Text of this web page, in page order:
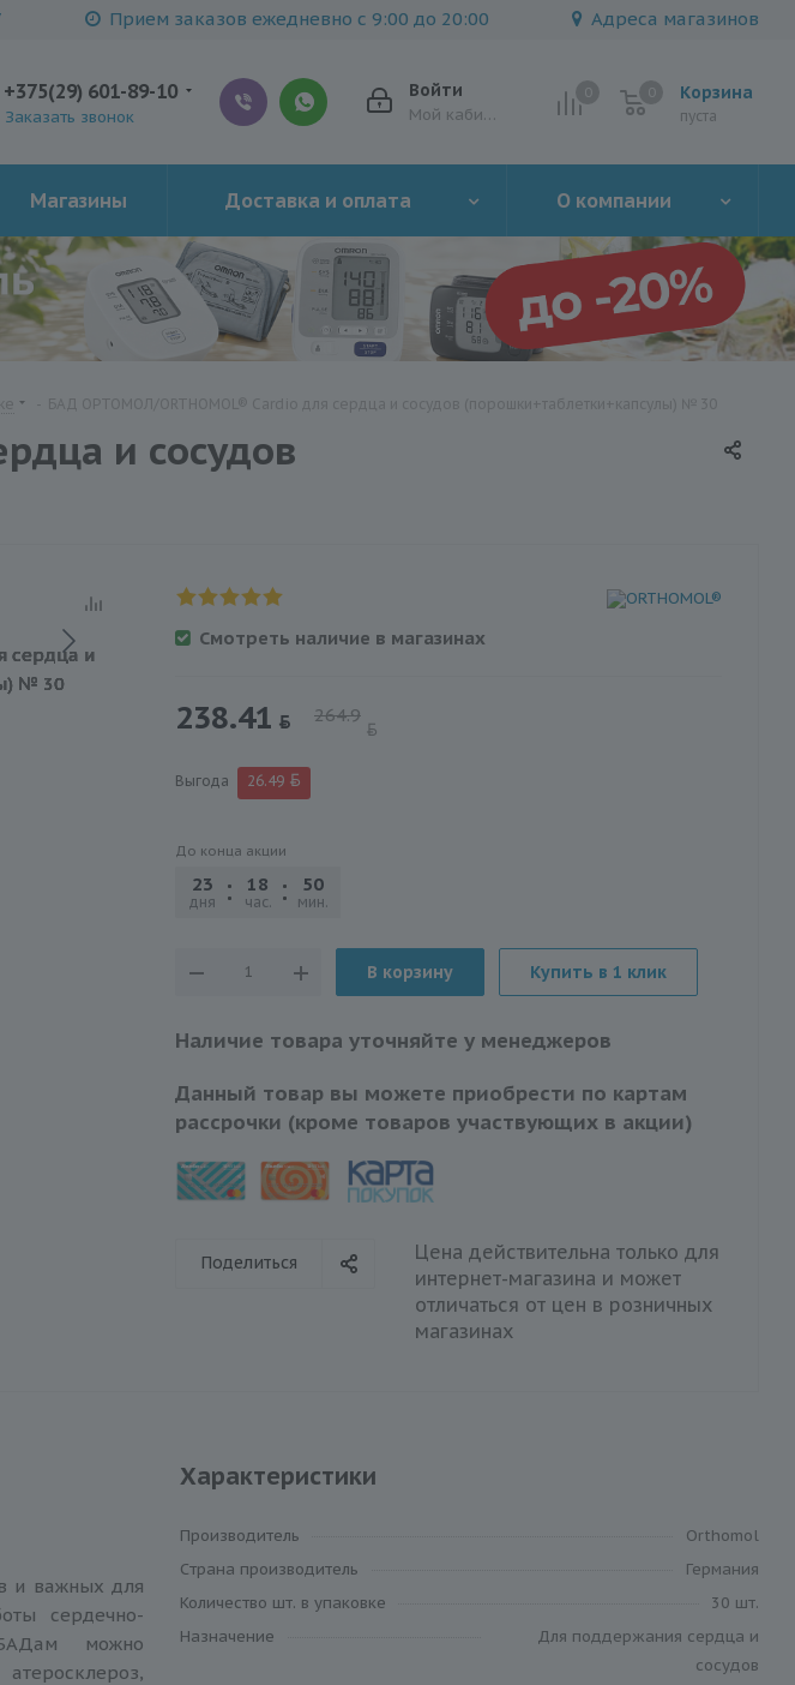
Прием заказов ежедневно с 9:00 до 20:00 Адреса магазинов
Корзина
пуста
Войти
Мой кабинет
+375(29) 601-89-10
Заказать звонок
Магазины Доставка и оплата О компании
и сосудов
Смотреть наличие в магазинах
238.41 264.9
Выгода 26.49
До конца акции
23
дня
18
час.
50
мин.
В корзину Купить в 1 клик
Наличие товара уточняйте у менеджеров
Данный товар вы можете приобрести по картам
рассрочки (кроме товаров участвующих в акции)
Поделиться
Цена действительна только для
интернет-магазина и может
отличаться от цен в розничных
магазинах
и важных для
сердечно-
можно
Характеристики
Производитель
Orthomol
Cтрана производитель
Германия
Количество шт. в упаковке
30 шт.
Назначение
Для поддержания сердца и
сосудов